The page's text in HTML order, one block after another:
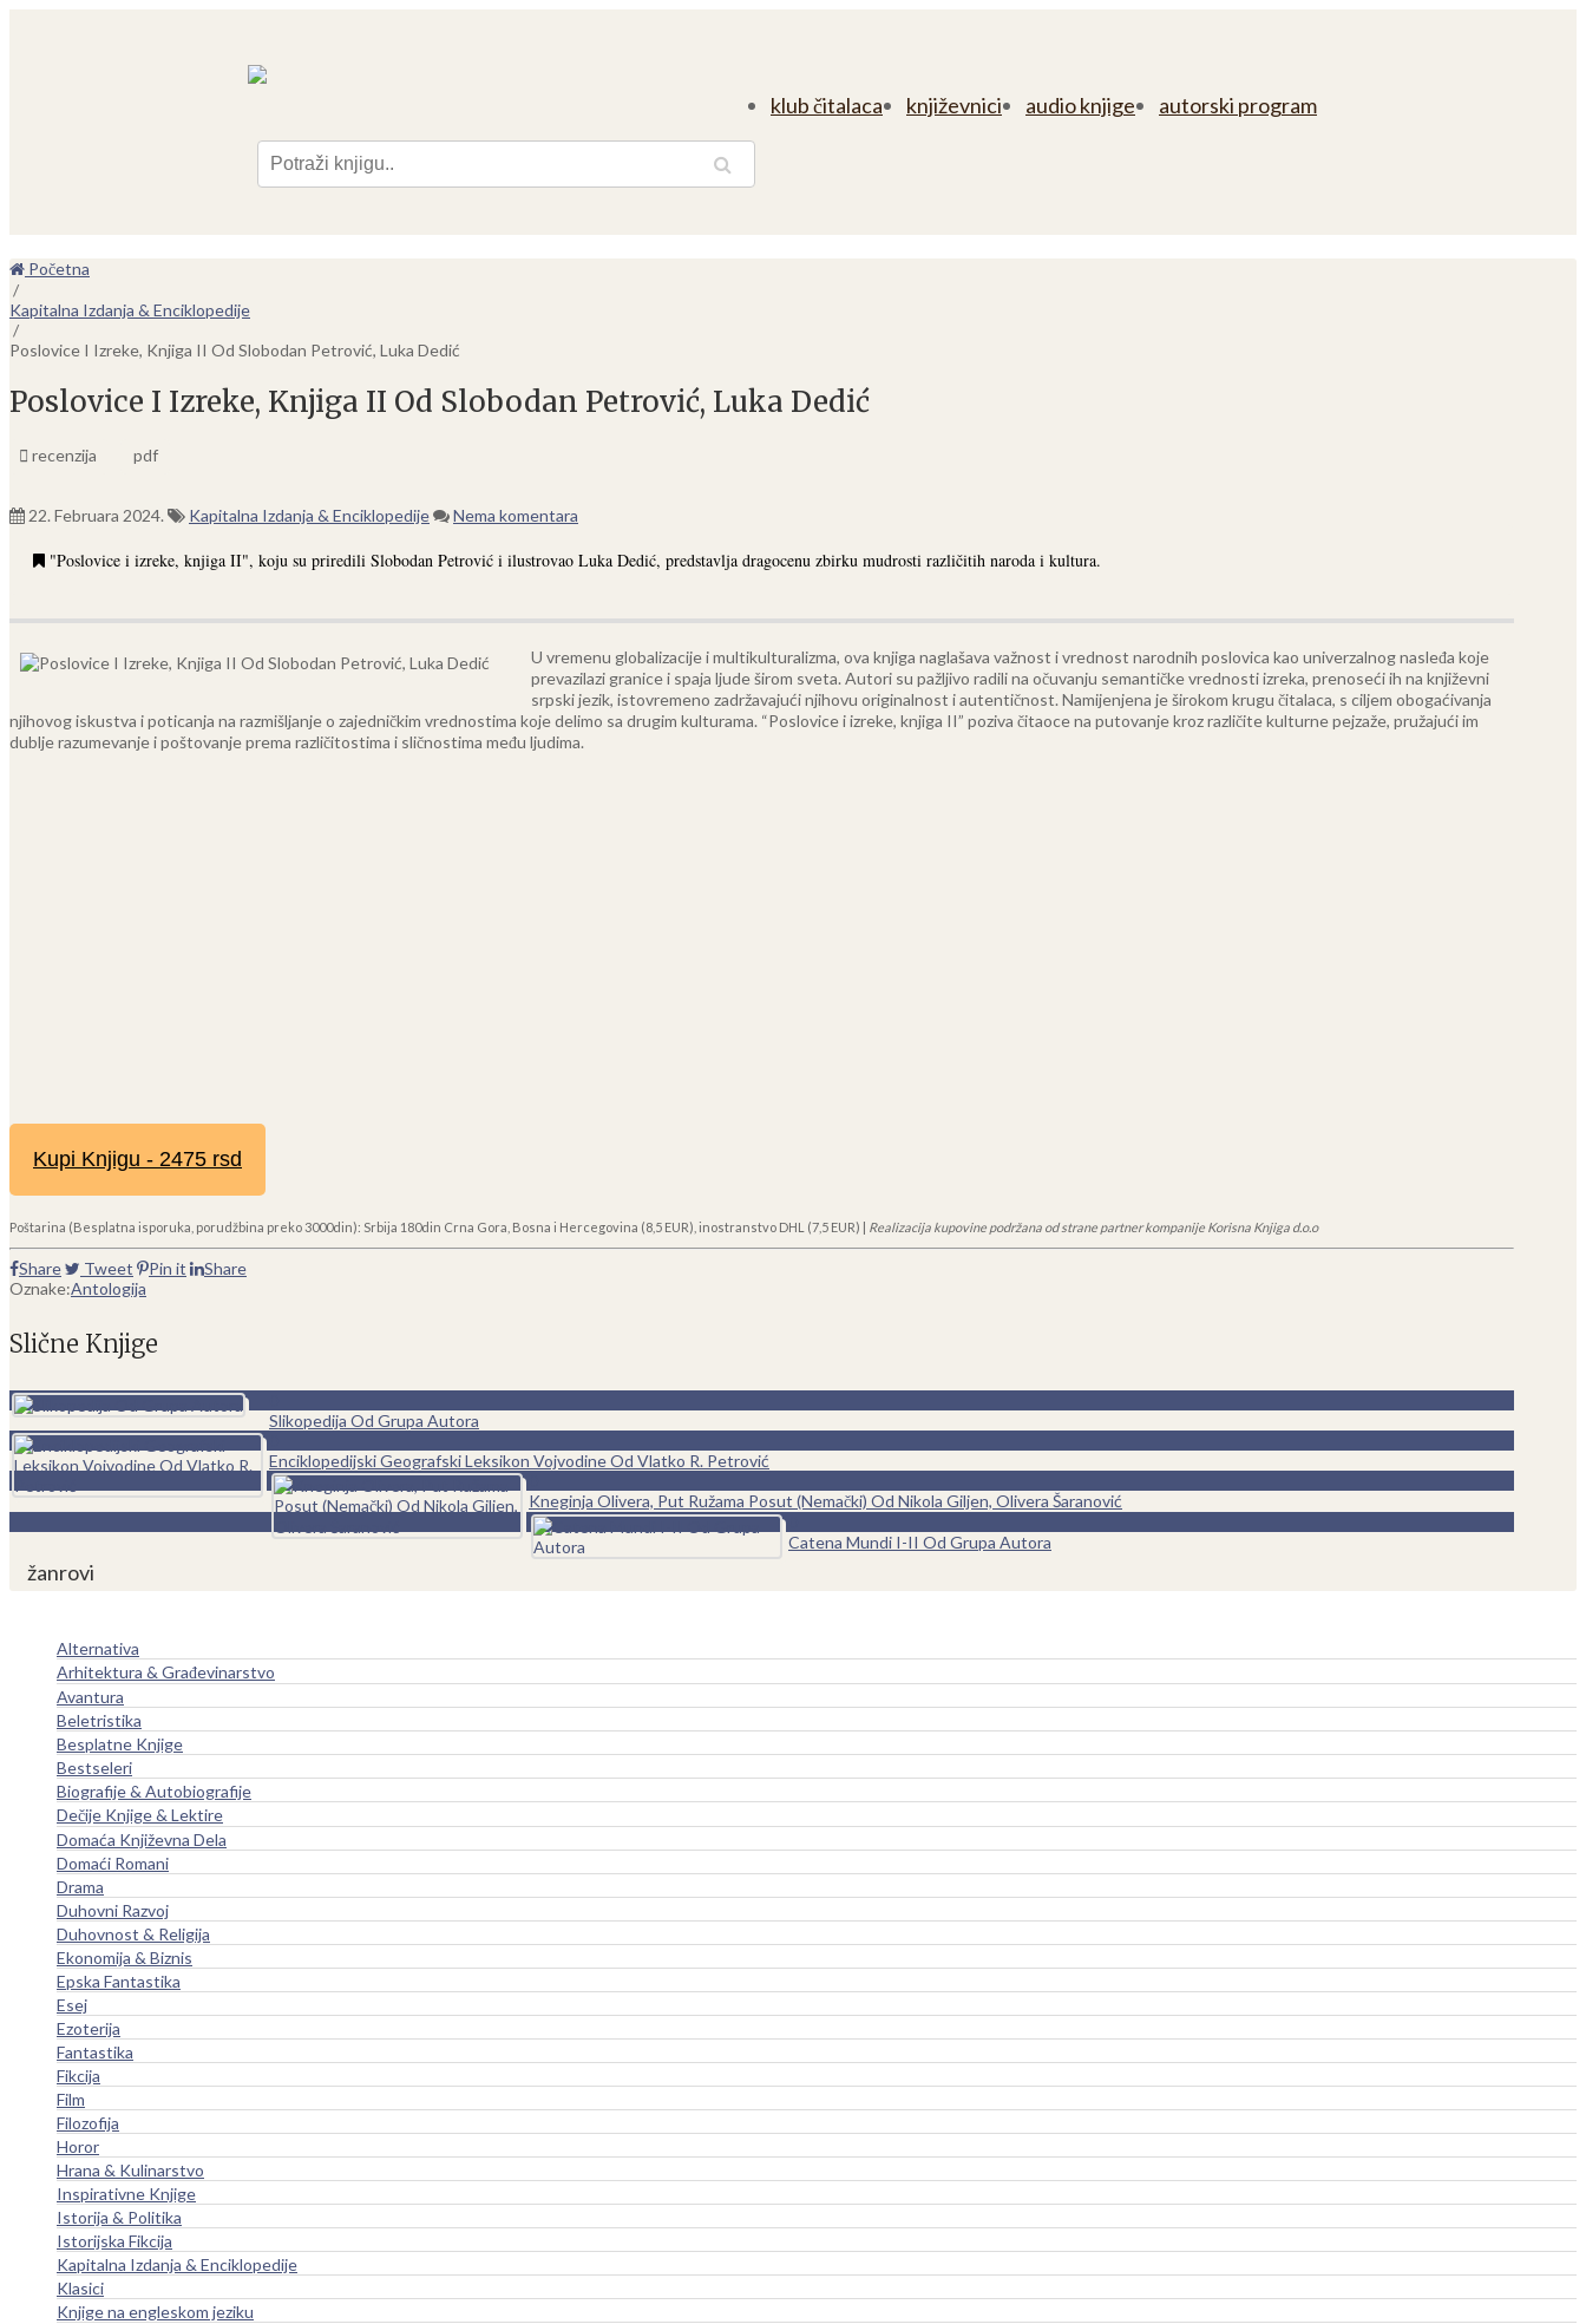
klub čitalaca književnici audio knjige autorski program
Početna
/
Kapitalna Izdanja & Enciklopedije
/
Poslovice I Izreke, Knjiga II Od Slobodan Petrović, Luka Dedić
Poslovice I Izreke, Knjiga II Od Slobodan Petrović, Luka Dedić
recenzija pdf
22. Februara 2024. Kapitalna Izdanja & Enciklopedije Nema komentara
"Poslovice i izreke, knjiga II", koju su priredili Slobodan Petrović i ilustrovao Luka Dedić, predstavlja dragocenu zbirku mudrosti različitih naroda i kultura.
U vremenu globalizacije i multikulturalizma, ova knjiga naglašava važnost i vrednost narodnih poslovica kao univerzalnog nasleđa koje
prevazilazi granice i spaja ljude širom sveta. Autori su pažljivo radili na očuvanju semantičke vrednosti izreka, prenoseći ih na književni
srpski jezik, istovremeno zadržavajući njihovu originalnost i autentičnost. Namijenjena je širokom krugu čitalaca, s ciljem obogaćivanja
njihovog iskustva i poticanja na razmišljanje o zajedničkim vrednostima koje delimo sa drugim kulturama. “Poslovice i izreke, knjiga II” poziva čitaoce na putovanje kroz različite kulturne pejzaže, pružajući im
dublje razumevanje i poštovanje prema različitostima i sličnostima među ljudima.
Kupi Knjigu - 2475 rsd
Poštarina (Besplatna isporuka, porudžbina preko 3000din): Srbija 180din Crna Gora, Bosna i Hercegovina (8,5 EUR), inostranstvo DHL (7,5 EUR) | Realizacija kupovine podržana od strane partner kompanije Korisna Knjiga d.o.o
Share Tweet Pin it
Share
Oznake:Antologija
Slične Knjige
Slikopedija Od Grupa Autora
Enciklopedijski Geografski Leksikon Vojvodine Od Vlatko R. Petrović
Kneginja Olivera, Put Ružama Posut (Nemački) Od Nikola Giljen, Olivera Šaranović
Catena Mundi I-II Od Grupa Autora
žanrovi
Alternativa
Arhitektura & Građevinarstvo
Avantura
Beletristika
Besplatne Knjige
Bestseleri
Biografije & Autobiografije
Dečije Knjige & Lektire
Domaća Književna Dela
Domaći Romani
Drama
Duhovni Razvoj
Duhovnost & Religija
Ekonomija & Biznis
Epska Fantastika
Esej
Ezoterija
Fantastika
Fikcija
Film
Filozofija
Horor
Hrana & Kulinarstvo
Inspirativne Knjige
Istorija & Politika
Istorijska Fikcija
Kapitalna Izdanja & Enciklopedije
Klasici
Knjige na engleskom jeziku